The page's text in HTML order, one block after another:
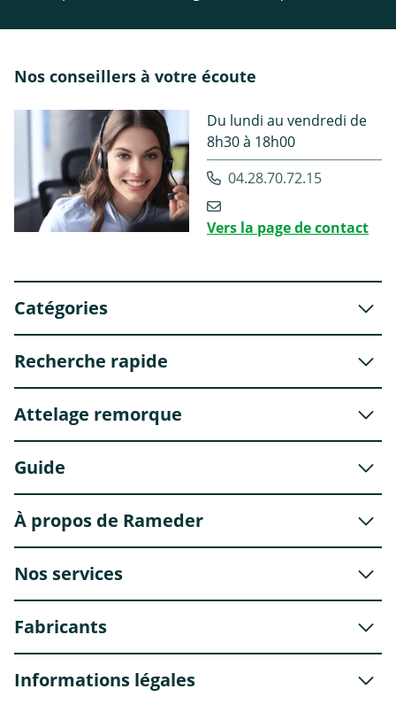
Nos conseillers à votre écoute
Du lundi au vendredi de
8h30 à 18h00
04.28.70.72.15
Vers la page de contact
Catégories
Recherche rapide
Attelage remorque
Guide
À propos de Rameder
Nos services
Fabricants
Informations légales